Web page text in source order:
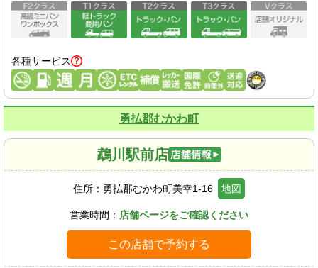
各種サービス
勇払郡むかわ町
鵡川駅前店
住所： 勇払郡むかわ町美幸1-16 地図
営業時間： 店舗ページをご確認ください
この店舗で予約する